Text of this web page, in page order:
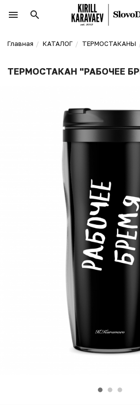
Главная КАТАЛОГ ТЕРМОСТАКАНЫ
ТЕРМОСТАКАН "РАБОЧЕЕ